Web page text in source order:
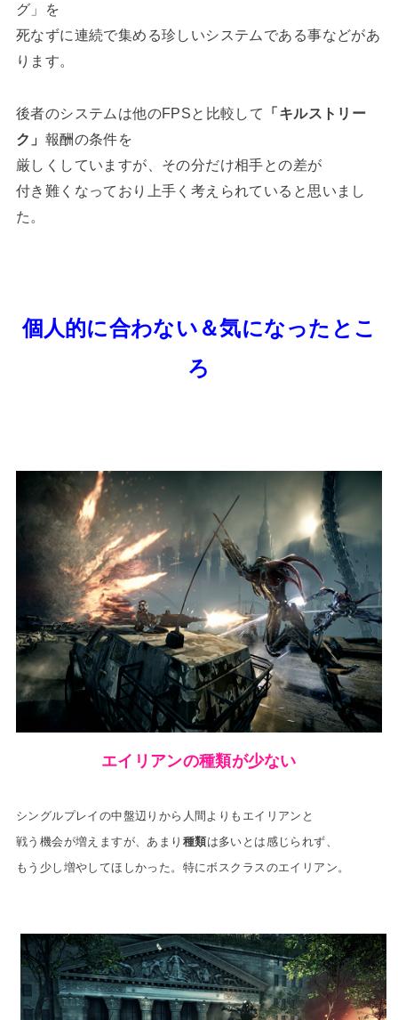
グ」を
死なずに連続で集める珍しいシステムである事などがあ
ります。
後者のシステムは他のFPSと比較して
「キルストリー
ク」 報酬の条件を
厳しくしていますが、その分だけ相手との差が
付き難くなっており上手く考えられていると思いまし
た。
個人的に合わない＆気になったとこ
ろ
エイリアンの種類が少ない
シングルプレイの中盤辺りから人間よりもエイリアンと
戦う機会が増えますが、あまり 種類は多いとは感じられず、
もう少し増やしてほしかった。特にボスクラスのエイリアン。